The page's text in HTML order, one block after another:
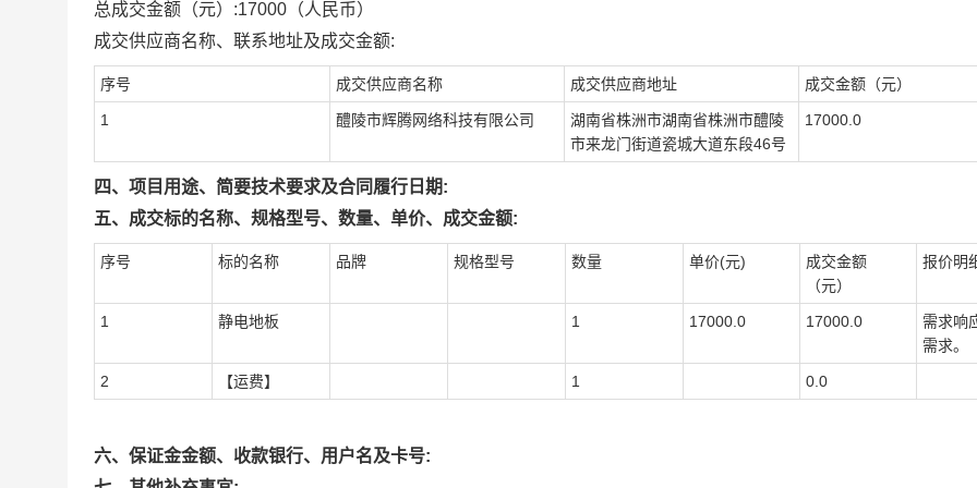
总成交金额（元）:17000 （人民币）
成交供应商名称、联系地址及成交金额:
序号 成交供应商名称 成交供应商地址 成交金额（元）
1 醴陵市辉腾网络科技有限公司
湖南省株洲市湖南省株洲市醴陵
市来龙门街道瓷城大道东段46号
17000.0
四、项目用途、简要技术要求及合同履行日期:
五、成交标的名称、规格型号、数量、单价、成交金额:
序号 标的名称 品牌 规格型号 数量 单价(元)
成交金额
（元）
报价明
1 静电地板 1 17000.0 17000.0
需求响
需求。
2 【运费】 1 0.0
六、保证金金额、收款银行、用户名及卡号: